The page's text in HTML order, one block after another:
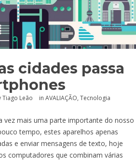
cidades passa
Tiago Leão in AVALIAÇÃO, Tecnologia
vez mais uma parte importante do nosso
tempo, estes aparelhos apenas
e enviar mensagens de texto, hoje
computadores que combinam várias